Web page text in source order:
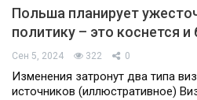
Польша планирует
политику – это коснется и
Сен 5, 2024 322 0
Изменения затронут два типа
источников (иллюстративное)